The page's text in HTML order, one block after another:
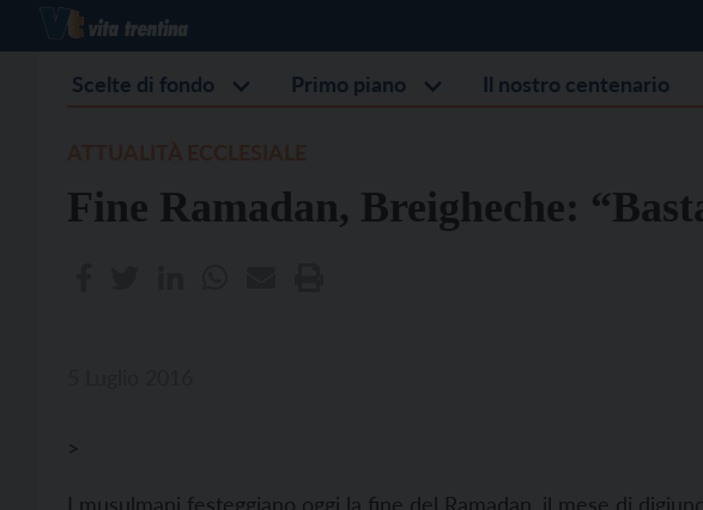
Scelte di fondo Primo piano Il nostro centenario
Fine Ramadan, Breigheche:
>
I musulmani festeggiano oggi la fine del Ramadan, il mese di